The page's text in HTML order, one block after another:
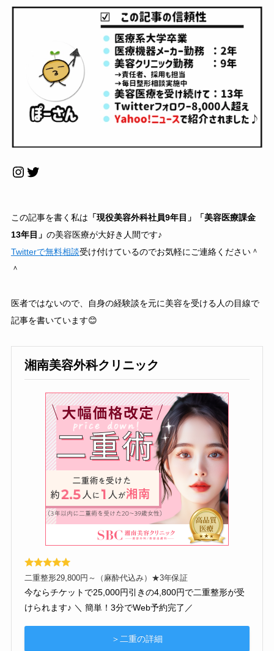
Instagram
Twitter
この記事を書く私は 「現役美容外科社員9年目」「美容医療課金
13年目」 の美容医療が大好き人間です♪
Twitterで無料相談受け付けているのでお気軽にご連絡ください＾
＾
医者ではないので、自身の経験談を元に美容を受ける人の目線で
記事を書いています😊
湘南美容外科クリニック
二重整形29,800円～（麻酔代込み）★3年保証
今ならチケットで25,000円引きの4,800円で二重整形が受
けられます♪ ＼ 簡単！3分でWeb予約完了／
＞二重の詳細